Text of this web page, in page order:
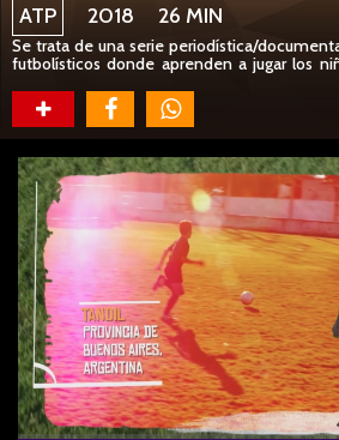
ATP 2018 26 MIN
Se trata de una serie periodística/
futbolísticos donde aprenden a jugar los
colectivo. Un recorrido por aquellos
constituye en ámbito pedagógico y donde
inmenso abanico de valores y principios
desde el amor por la infancia y la
violencia más cruel y la búsqueda del éxito.